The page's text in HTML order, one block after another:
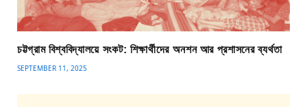
চট্টগ্রাম বিশ্ববিদ্যালয়ে সংকট: শিক্ষার্থীদের অনশন আর প্রশাসনের ব্যর্থতা
SEPTEMBER 11, 2025